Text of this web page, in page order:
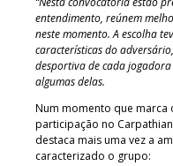
entendimento, reúnem
neste momento. A escolha
características do
desportiva de cada
algumas delas.
Num momento que marca
participação no
destaca mais uma vez a
caracterizado o grupo: